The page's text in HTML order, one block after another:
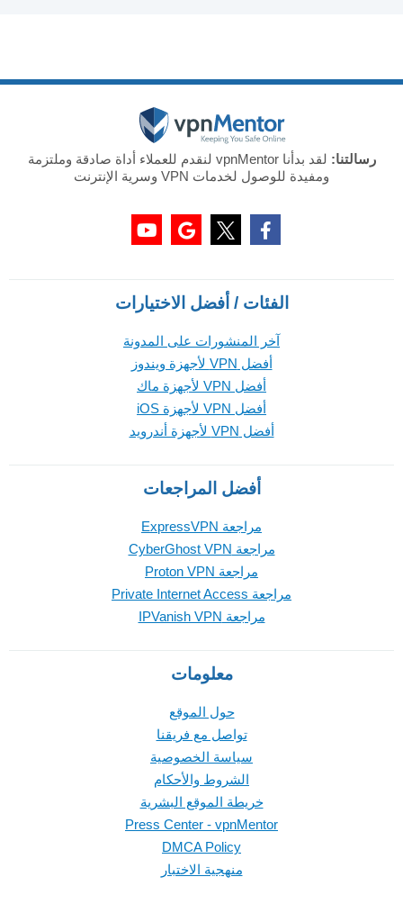
رسالتنا:
لقد بدأنا vpnMentor لنقدم للعملاء أداة صادقة وملتزمة
ومفيدة للوصول لخدمات VPN وسرية الإنترنت
الفئات / أفضل الاختيارات
آخر المنشورات على المدونة
أفضل VPN لأجهزة ويندوز
أفضل VPN لأجهزة ماك
أفضل VPN لأجهزة iOS
أفضل VPN لأجهزة أندرويد
أفضل المراجعات
مراجعة ExpressVPN
مراجعة CyberGhost VPN
مراجعة Proton VPN
مراجعة Private Internet Access
مراجعة IPVanish VPN
معلومات
حول الموقع
تواصل مع فريقنا
سياسة الخصوصية
الشروط والأحكام
خريطة الموقع البشرية
Press Center - vpnMentor
DMCA Policy
منهجية الاختبار